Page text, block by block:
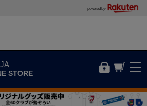
powered by
STORE